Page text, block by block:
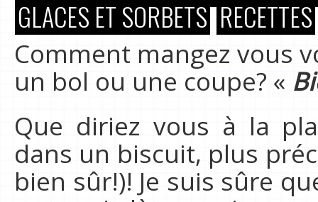
GLACES ET SORBETS RECETTES
Comment mangez vous
un bol ou une coupe? «
Que diriez vous à la
dans un biscuit, plus
bien sûr!)! Je suis sûre